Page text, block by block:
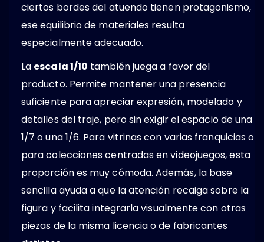
ciertos bordes del atuendo tienen protagonismo,
ese equilibrio de materiales resulta
especialmente adecuado.
La escala 1/10 también juega a favor del
producto. Permite mantener una presencia
suficiente para apreciar expresión, modelado y
detalles del traje, pero sin exigir el espacio de una
1/7 o una 1/6. Para vitrinas con varias franquicias o
para colecciones centradas en videojuegos, esta
proporción es muy cómoda. Además, la base
sencilla ayuda a que la atención recaiga sobre la
figura y facilita integrarla visualmente con otras
piezas de la misma licencia o de fabricantes